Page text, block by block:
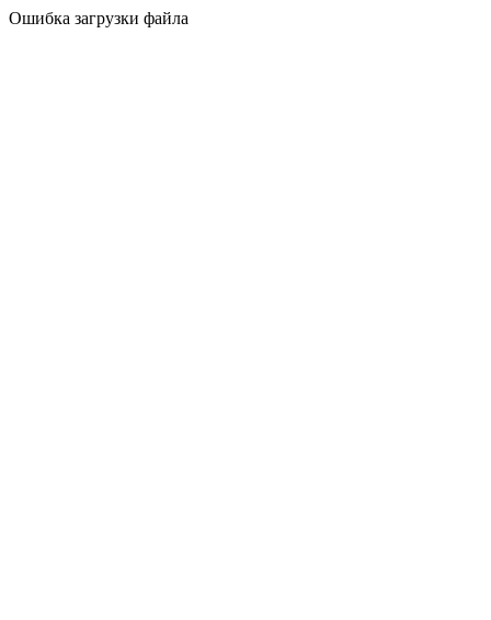
Ошибка загрузки файла